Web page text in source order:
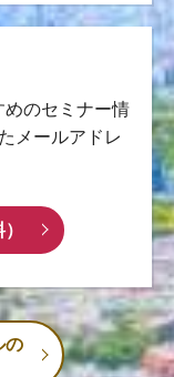
のセミナー情
メールアドレ
の